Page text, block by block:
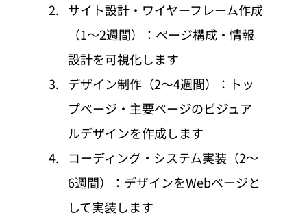
サイト設計・ワイヤーフレーム作成
（1〜2週間）：ページ構成・情報
設計を可視化します
デザイン制作（2〜4週間）：トッ
プページ・主要ページのビジュア
ルデザインを作成します
コーディング・システム実装（2〜
6週間）：デザインをWebページと
して実装します